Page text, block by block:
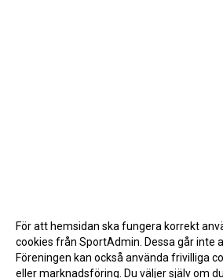
För att hemsidan ska fungera korrekt
cookies från SportAdmin. Dessa går inte
Föreningen kan också använda frivilliga
eller marknadsföring. Du väljer själv om